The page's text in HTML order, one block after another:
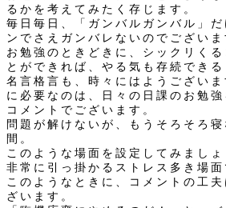
るかを考えてみたく存じます。
毎日毎日、「ガンバルガンバル」
ンでさえガンバレないのでございま
お勉強のときどきに、シックリくる
とができれば、やる気も存続できる
名言格言も、時々にはようござい
に必要なのは、日々の日課のお勉
コメントでございます。
問題が解けないが、もうそろそろ
間。
このような場面を設定してみましょ
非常に引っ掛かるストレス多き場面
このようなときに、コメントの工
ざいます。